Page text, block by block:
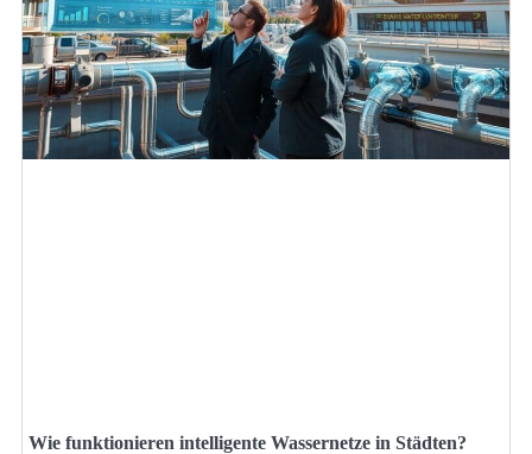
Wie funktionieren intelligente Wassernetze in Städten?